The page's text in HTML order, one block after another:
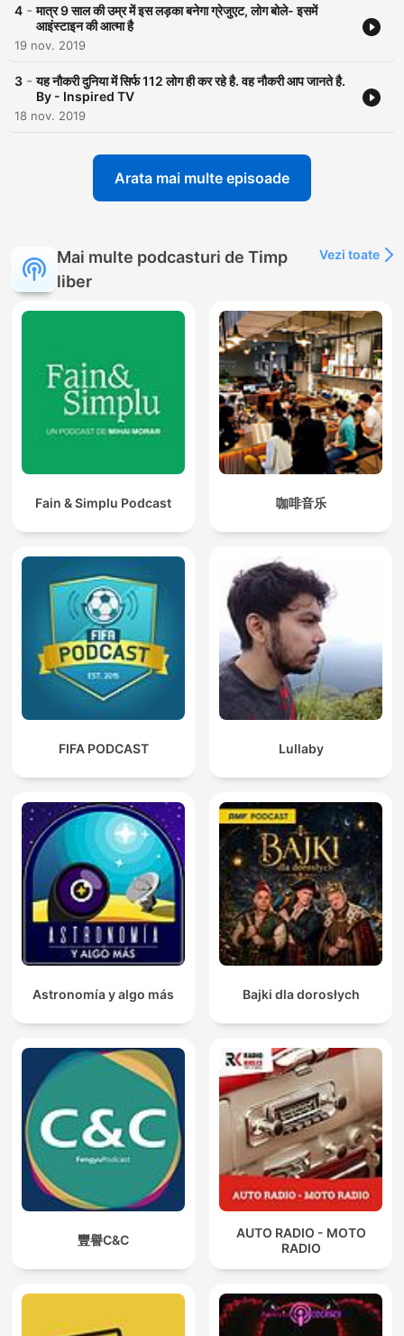
4 - मात्र 9 साल की उम्र में इस लड़का बनेगा ग्रेजुएट, लोग बोले- इसमें
आइंस्टाइन की आत्मा है
19 nov. 2019
3 - यह नौकरी दुनिया में सिर्फ 112 लोग ही कर रहे है. वह नौकरी आप जानते है.
By - Inspired TV
18 nov. 2019
Arata mai multe episoade
Mai multe podcasturi de Timp
liber
Vezi toate
Fain & Simplu Podcast 咖啡音乐
FIFA PODCAST Lullaby
Astronomía y algo más Bajki dla dorosłych
豐譽C&C
AUTO RADIO - MOTO
RADIO